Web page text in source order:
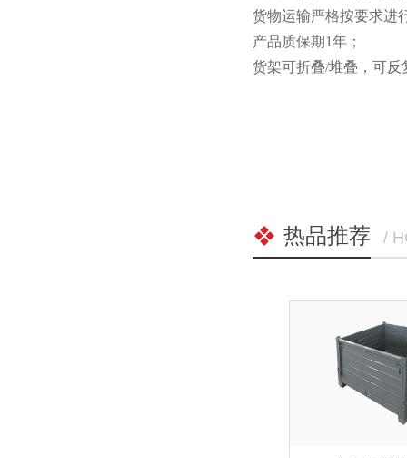
货物运输严格按要求进行包
产品质保期1年；
货架可折叠/堆叠，可
热品推荐 /